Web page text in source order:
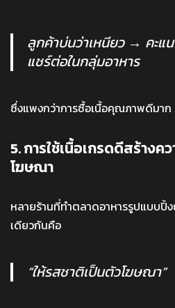
ลูกค้าบ่นว่าเหนียว → คะ
แชร์ต่อในกลุ่มอาหาร
ซึ่งแพงกว่าการซื้อเนื้อคุณภาพดีมาก
5. การใช้เนื้อเกรดดีสร้างค
โฆษณา
หลายร้านที่ทำตลาดอาหารรูปแบบปิ้
เดียวกันคือ
“ให้รสชาติเป็นตัวโฆษณา”